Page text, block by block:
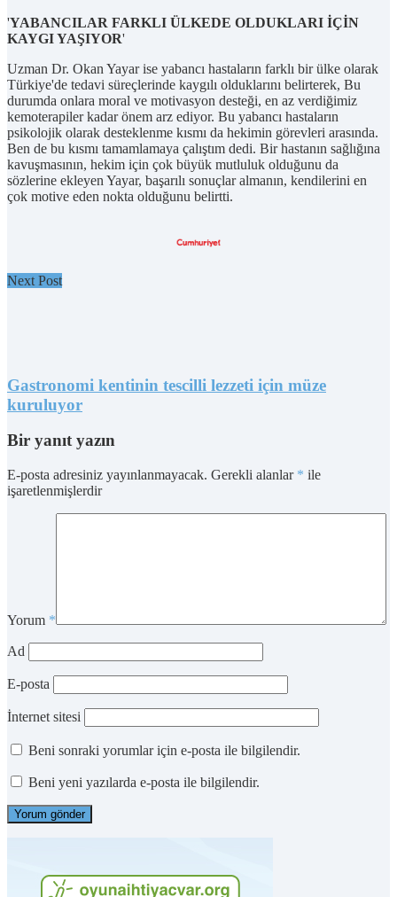
'YABANCILAR FARKLI ÜLKEDE OLDUKLARI İÇİN
KAYGI YAŞIYOR'
Uzman Dr. Okan Yayar ise yabancı hastaların farklı bir ülke olarak
Türkiye'de tedavi süreçlerinde kaygılı olduklarını belirterek, Bu
durumda onlara moral ve motivasyon desteği, en az verdiğimiz
kemoterapiler kadar önem arz ediyor. Bu yabancı hastaların
psikolojik olarak desteklenme kısmı da hekimin görevleri arasında.
Ben de bu kısmı tamamlamaya çalıştım dedi. Bir hastanın sağlığına
kavuşmasının, hekim için çok büyük mutluluk olduğunu da
sözlerine ekleyen Yayar, başarılı sonuçlar almanın, kendilerini en
çok motive eden nokta olduğunu belirtti.
Next Post
Gastronomi kentinin tescilli lezzeti için müze
kuruluyor
Bir yanıt yazın
E-posta adresiniz yayınlanmayacak. Gerekli alanlar * ile
işaretlenmişlerdir
Yorum *
Ad
E-posta
İnternet sitesi
Beni sonraki yorumlar için e-posta ile bilgilendir.
Beni yeni yazılarda e-posta ile bilgilendir.